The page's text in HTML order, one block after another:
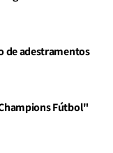
de adestramentos
Fútbol"